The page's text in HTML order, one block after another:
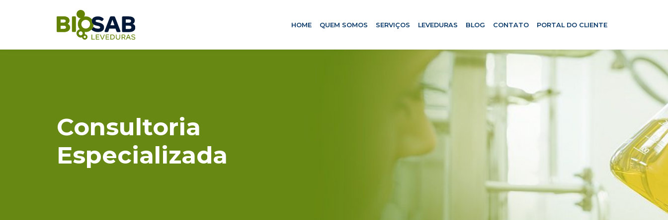
contato@biosableveduras.com
HOME QUEM SOMOS SERVIÇOS LEVEDURAS BLOG CONTATO PORTAL DO CLIENTE
Consultoria
Especializada